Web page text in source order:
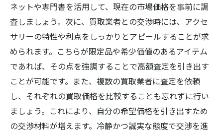
ネットや専門書を活用して、現在の市場価格を事前に調
査しましょう。次に、買取業者との交渉時には、アクセ
サリーの特性や利点をしっかりとアピールすることが求
められます。こちらが限定品や希少価値のあるアイテム
であれば、その点を強調することで高額査定を引き出す
ことが可能です。また、複数の買取業者に査定を依頼
し、それぞれの買取価格を比較することも忘れずに行い
ましょう。これにより、自分の希望価格を引き出すため
の交渉材料が増えます。冷静かつ誠実な態度で交渉を進